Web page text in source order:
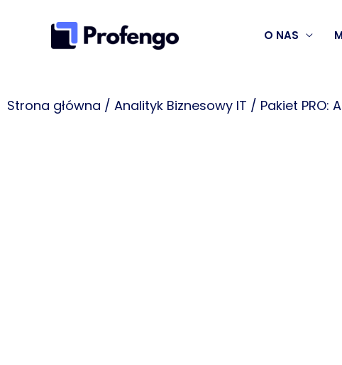
O NAS
Strona główna / Analityk Biznesowy IT / Pakiet PRO: